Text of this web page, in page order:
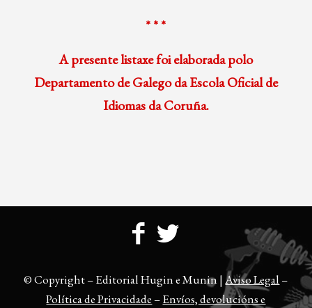
* * *
A presente listaxe foi elaborada polo
Departamento de Galego da Escola Oficial de
Idiomas da Coruña.
© Copyright – Editorial Hugin e Munin |Aviso Legal –
Política de Privacidade –Envíos, devolucións e